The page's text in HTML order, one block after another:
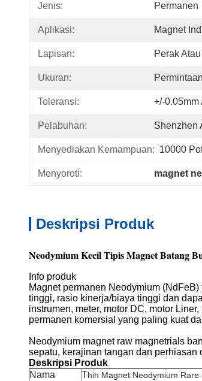
Jenis: Permanen
Aplikasi: Magnet
Lapisan: Perak
Ukuran:
Toleransi: +/-0.05mm
Pelabuhan: Shenzhen
Menyediakan Kemampuan: 10000
Menyoroti: magnet
Deskripsi Produk
Neodymium Kecil Tipis Magnet Batang
Info produk
Magnet permanen Neodymium
tinggi, rasio kinerja/biaya tinggi dan
instrumen, meter, motor DC, motor
permanen komersial yang paling kuat
Neodymium magnet raw magnetrials
sepatu, kerajinan tangan dan perhiasan
Deskripsi Produk
Nama
Thin Magnet Neodymium